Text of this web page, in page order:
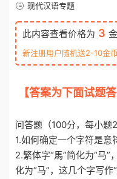
现代汉语专题
此内容查看价格为 3
新注册用户随机送2-10金
【答案为下面试题
问答题（100分，每小题
1.如何确定一个字符是意
2.繁体字“馬”简化为“马”
化为“马”，这几个字写作